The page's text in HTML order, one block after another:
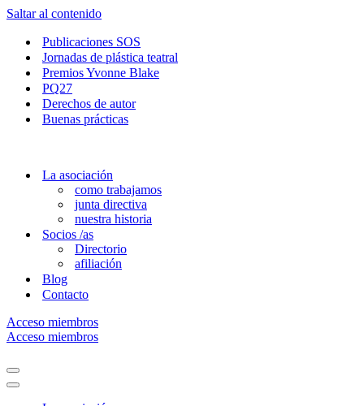
Saltar al contenido
Publicaciones SOS
Jornadas de plástica teatral
Premios Yvonne Blake
PQ27
Derechos de autor
Buenas prácticas
La asociación
como trabajamos
junta directiva
nuestra historia
Socios /as
Directorio
afiliación
Blog
Contacto
Acceso miembros
Acceso miembros
Menú
de
Menú